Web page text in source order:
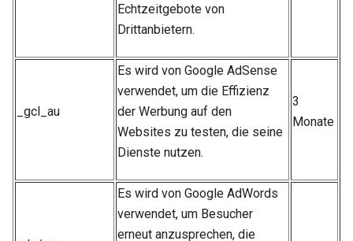
Echtzeitgebote von
Drittanbietern.
_gcl_au
Es wird von Google AdSense
verwendet, um die Effizienz
der Werbung auf den
Websites zu testen, die seine
Dienste nutzen.
3
Monate
Es wird von Google AdWords
verwendet, um Besucher
erneut anzusprechen, die